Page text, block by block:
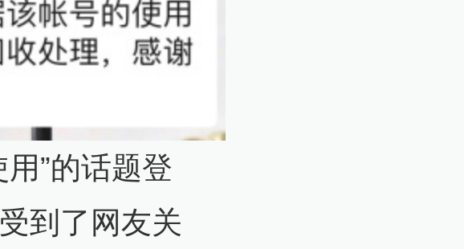
”的话题登
到了网友关